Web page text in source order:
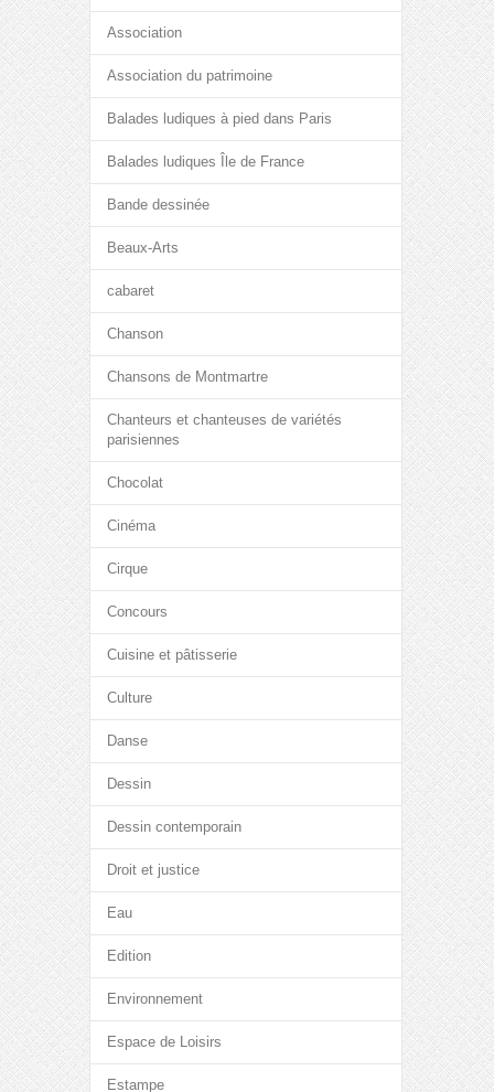
Association
Association du patrimoine
Balades ludiques à pied dans Paris
Balades ludiques Île de France
Bande dessinée
Beaux-Arts
cabaret
Chanson
Chansons de Montmartre
Chanteurs et chanteuses de variétés
parisiennes
Chocolat
Cinéma
Cirque
Concours
Cuisine et pâtisserie
Culture
Danse
Dessin
Dessin contemporain
Droit et justice
Eau
Edition
Environnement
Espace de Loisirs
Estampe